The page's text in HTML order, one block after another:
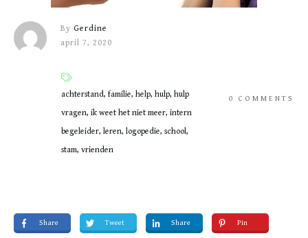
By Gerdine
april 7, 2020
achterstand, familie, help, hulp, hulp
vragen, ik weet het niet meer, intern
begeleider, leren, logopedie, school,
stam, vrienden
0 COMMENTS
Share Tweet Share Pin